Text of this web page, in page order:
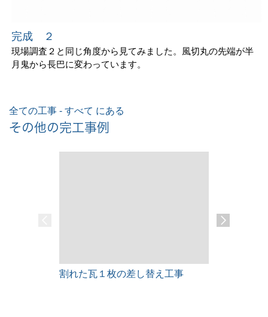
完成 ２
現場調査２と同じ角度から見てみました。風切丸の先端が半
月鬼から長巴に変わっています。
全ての工事 - すべて にある
その他の完工事例
割れた瓦１枚の差し替え工事